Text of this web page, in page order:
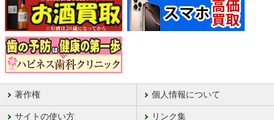
著作権 個人情報について
サイトの使い方 リンク集